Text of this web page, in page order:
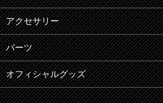
アクセサリー
パーツ
オフィシャルグッズ